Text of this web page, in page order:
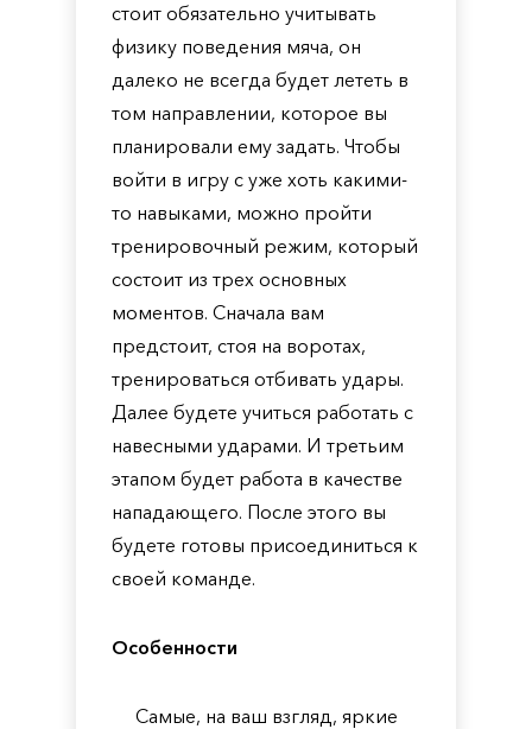
стоит обязательно учитывать
физику поведения мяча, он
далеко не всегда будет лететь в
том направлении, которое вы
планировали ему задать. Чтобы
войти в игру с уже хоть какими-
то навыками, можно пройти
тренировочный режим, который
состоит из трех основных
моментов. Сначала вам
предстоит, стоя на воротах,
тренироваться отбивать удары.
Далее будете учиться работать с
навесными ударами. И третьим
этапом будет работа в качестве
нападающего. После этого вы
будете готовы присоединиться к
своей команде.
Особенности
Самые, на ваш взгляд, яркие